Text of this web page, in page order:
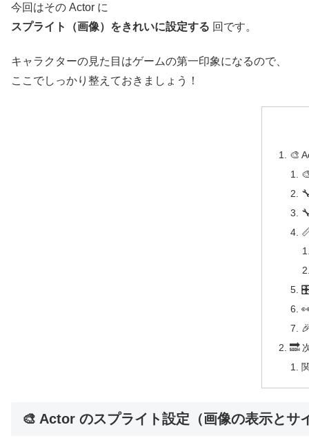
今回はその Actor に
スプライト（画像）をきれいに設定する 回です。
キャラクターの見た目はゲームの第一印象になるので、
ここでしっかり整えておきましょう！
🎨
🔜
🎨 Actor のスプライト設定（画像の表示とサ